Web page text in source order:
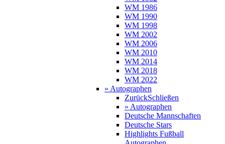
WM 1986
WM 1990
WM 1998
WM 2002
WM 2006
WM 2010
WM 2014
WM 2018
WM 2022
» Autographen
ZurückSchließen
» Autographen
Deutsche Mannschaften
Deutsche Stars
Highlights Fußball